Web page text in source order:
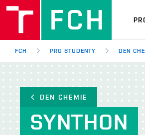
FCH PRO STUDENTY DEN
DEN CHEMIE
SYNTHON